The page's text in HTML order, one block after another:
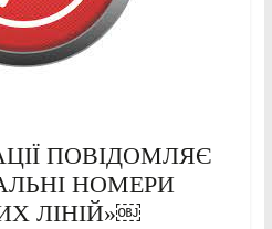
ПОВІДОМЛЯЄ
НОМЕРИ
ЛІНІЙ»￼